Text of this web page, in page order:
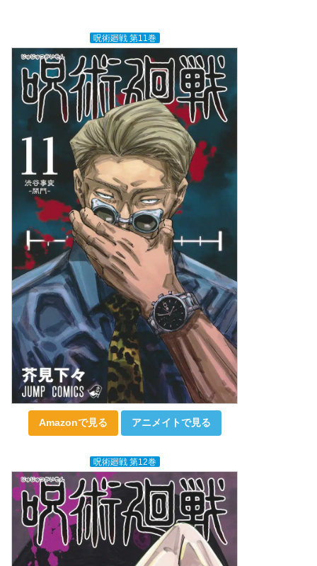
呪術廻戦 第11巻
Amazonで見る アニメイトで見る
呪術廻戦 第12巻